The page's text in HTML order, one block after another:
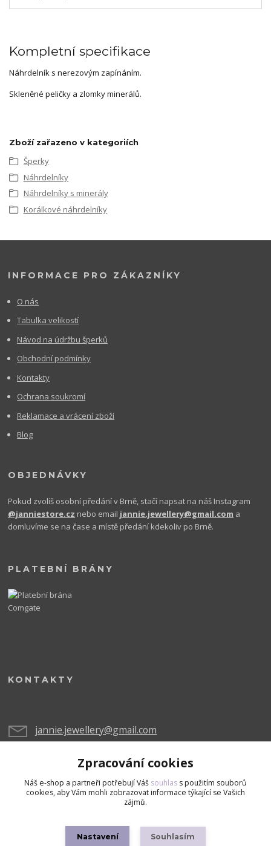
Kompletní specifikace
Náhrdelník s nerezovým zapínáním.
Skleněné peličky a zlomky minerálů.
Zboží zařazeno v kategoriích
Šperky
Náhrdelníky
Náhrdelníky s minerály
Korálkové náhrdelníky
INFORMACE PRO ZÁKAZNÍKY
O nás
Tabulka velikostí
Návod na údržbu šperků
Obchodní podmínky
Kontakty
Ochrana soukromí
Reklamace a vrácení zboží
Blog
OBJEDNÁVKY
Pokud zvolíš osobní předání v Brně, stačí napsat na náš Instagram
@janniestore.cz nebo email jannie.jewellery@gmail.com a
domluvíme se na čase a místě předání kdekoliv po Brně.
PLATEBNÍ BRÁNY
KONTAKTY
jannie.jewellery@gmail.com
Zpracování cookies
Náš e-shop a partneři potřebují Váš souhlas s použitím souborů
cookies, aby Vám mohli zobrazovat informace týkající se Vašich
zájmů.
Nastavení Souhlasím